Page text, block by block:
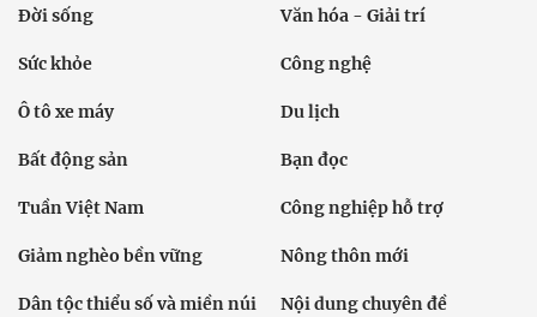
Đời sống Văn hóa - Giải trí
Sức khỏe Công nghệ
Ô tô xe máy Du lịch
Bất động sản Bạn đọc
Tuần Việt Nam Công nghiệp hỗ trợ
Giảm nghèo bền vững Nông thôn mới
Dân tộc thiểu số và miền núi Nội dung chuyên đề